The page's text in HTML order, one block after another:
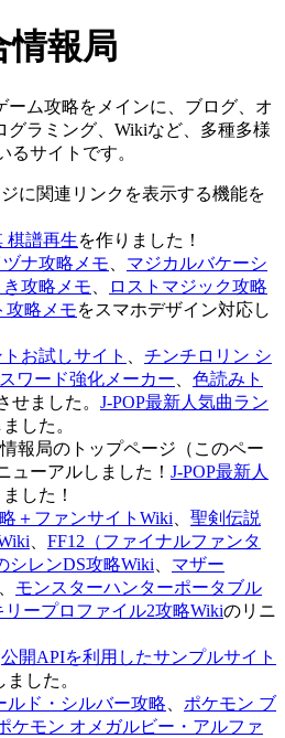
情報局
ーム攻略をメインに、ブログ、オ
グラミング、Wikiなど、多種多様
るサイトです。
に関連リンクを表示する機能を
棋譜再生を作りました！
ナ攻略メモ
マジカルバケーシ
攻略メモ
ロストマジック攻略
攻略メモをスマホデザイン対応し
お試しサイト
チンチロリン シ
ワード強化メーカー
色読みト
せました。 J-POP最新人気曲ラン
した。
報局のトップページ（このペー
ューアルしました！ J-POP最新人
した！
＋ファンサイトWiki
聖剣伝説
FF12（ファイナルファンタ
シレンDS攻略Wiki
マザー
モンスターハンターポータブル
リープロファイル2攻略Wikiのリニ
公開APIを利用したサンプルサイト
ました。
ルド・シルバー攻略
ポケモン ブ
ケモン オメガルビー・アルファ